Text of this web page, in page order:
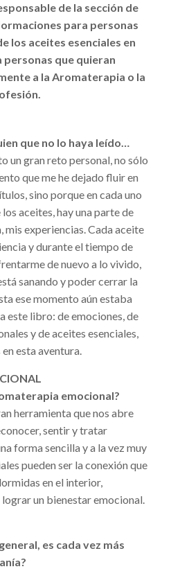
de la sección de
para personas
los aceites esenciales en
personas que quieran
a la Aromaterapia o la
que no lo haya leído…
un gran reto personal, no sólo
que me he dejado fluir en
sino porque en cada uno
aceites, hay una parte de
mis experiencias. Cada aceite
y durante el tiempo de
de nuevo a lo vivido,
sanando y poder cerrar la
ese momento aún estaba
este libro: de emociones, de
y de aceites esenciales,
esta aventura.
emocional?
herramienta que nos abre
sentir y tratar
forma sencilla y a la vez muy
pueden ser la conexión que
en el interior,
un bienestar emocional.
es cada vez más